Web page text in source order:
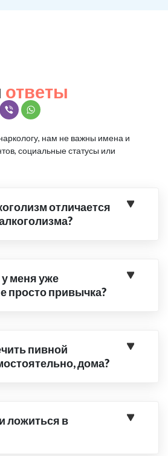
ответы
нам не важны имена и
социальные статусы или
отличается
у меня уже
просто привычка?
пивной
дома?
ложиться в